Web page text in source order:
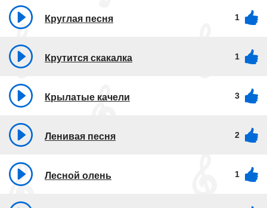
Круглая песня 1
Крутится скакалка 1
Крылатые качели 3
Ленивая песня 2
Лесной олень 1